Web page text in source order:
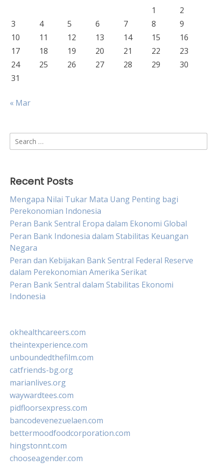
1
2
3
4 5 6 7 8
9
10
11 12 13 14 15
16
17
18 19 20 21 22
23
24
25 26 27 28 29
30
31
« Mar
Search
for:
Recent Posts
Mengapa Nilai Tukar Mata Uang Penting bagi
Perekonomian Indonesia
Peran Bank Sentral Eropa dalam Ekonomi Global
Peran Bank Indonesia dalam Stabilitas Keuangan
Negara
Peran dan Kebijakan Bank Sentral Federal Reserve
dalam Perekonomian Amerika Serikat
Peran Bank Sentral dalam Stabilitas Ekonomi
Indonesia
okhealthcareers.com
theintexperience.com
unboundedthefilm.com
catfriends-bg.org
marianlives.org
waywardtees.com
pidfloorsexpress.com
bancodevenezuelaen.com
bettermoodfoodcorporation.com
hingstonnt.com
chooseagender.com